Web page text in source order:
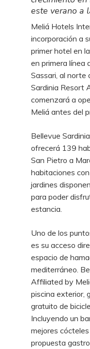
este verano a
Meliá Hotels
incorporación a
primer hotel en
en primera línea
Sassari, al norte
Sardinia Resort
comenzará a
Meliá antes del
Bellevue
ofrecerá 139
San Pietro a
habitaciones
jardines
para poder
estancia.
Uno de los
es su acceso
espacio de
mediterráneo.
Affiliated by
piscina exterior,
gratuito de
Incluyendo un
mejores
propuesta